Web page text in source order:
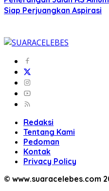
Siap Perjuangkan Aspirasi
Redaksi
Tentang Kami
Pedoman
Kontak
Privacy Policy
© www.suaracelebes.com